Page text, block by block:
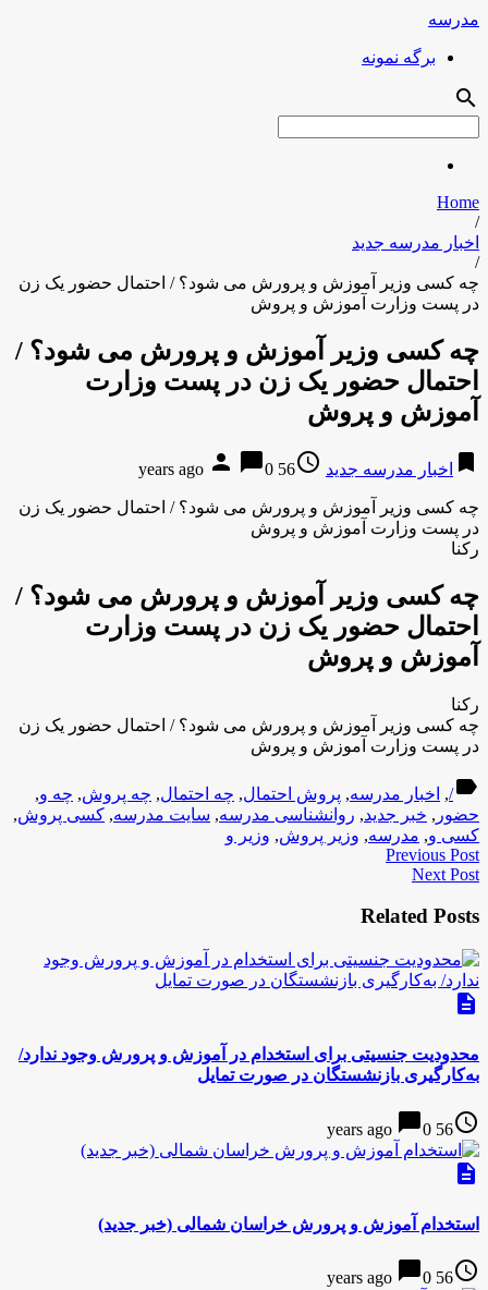
مدرسه
برگه نمونه
search
Home
/
اخبار مدرسه جدید
/
چه کسی وزیر آموزش و پرورش می شود؟ / احتمال حضور یک زن
در پست وزارت آموزش و پروش
چه کسی وزیر آموزش و پرورش می شود؟ /
احتمال حضور یک زن در پست وزارت
آموزش و پروش
bookmark اخبار مدرسه جدید access_time
56 years ago
person chat_bubble0
چه کسی وزیر آموزش و پرورش می شود؟ / احتمال حضور یک زن
در پست وزارت آموزش و پروش
رکنا
چه کسی وزیر آموزش و پرورش می شود؟ /
احتمال حضور یک زن در پست وزارت
آموزش و پروش
رکنا
چه کسی وزیر آموزش و پرورش می شود؟ / احتمال حضور یک زن
در پست وزارت آموزش و پروش
label
/
, اخبار مدرسه, پروش احتمال, چه احتمال, چه پروش, چه و,
حضور , خبر جدید, روانشناسی مدرسه, سایت مدرسه, کسی پروش,
کسی و, مدرسه, وزیر پروش, وزیر و
Previous Post
Next Post
Related Posts
description
محدودیت جنسیتی برای استخدام در آموزش و پرورش وجود ندارد/
به‌کارگیری بازنشستگان در صورت تمایل
access_time
56 years ago
chat_bubble0
description
استخدام آموزش و پرورش خراسان شمالی (خبر جدید)
access_time
56 years ago
chat_bubble0